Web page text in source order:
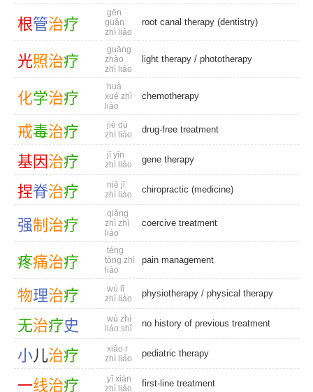
根管治疗
gēn
guǎn
zhì liáo
root canal therapy (dentistry)
光照治疗
guāng
zhào
zhì liáo
light therapy / phototherapy
化学治疗
huà
xué zhì
liáo
chemotherapy
戒毒治疗
jiè dú
zhì liáo
drug-free treatment
基因治疗
jī yīn
zhì liáo
gene therapy
捏脊治疗
niē jǐ
zhì liáo
chiropractic (medicine)
强制 治疗
qiǎng
zhì zhì
liáo
coercive treatment
疼痛治疗
téng
tòng zhì
liáo
pain management
物理治疗
wù lǐ
zhì liáo
physiotherapy / physical therapy
无治疗史
wú zhì
liáo shǐ
no history of previous treatment
小儿治疗
xiǎo r
zhì liáo
pediatric therapy
一线治疗
yī xiàn
zhì liáo
first-line treatment